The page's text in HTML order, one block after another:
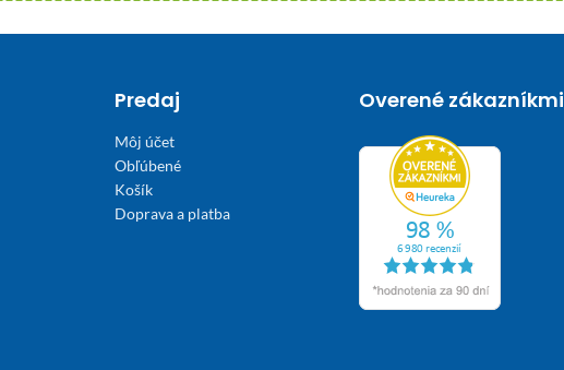
Predaj
Môj účet
Obľúbené
Košík
Doprava a platba
Overené zákazníkmi